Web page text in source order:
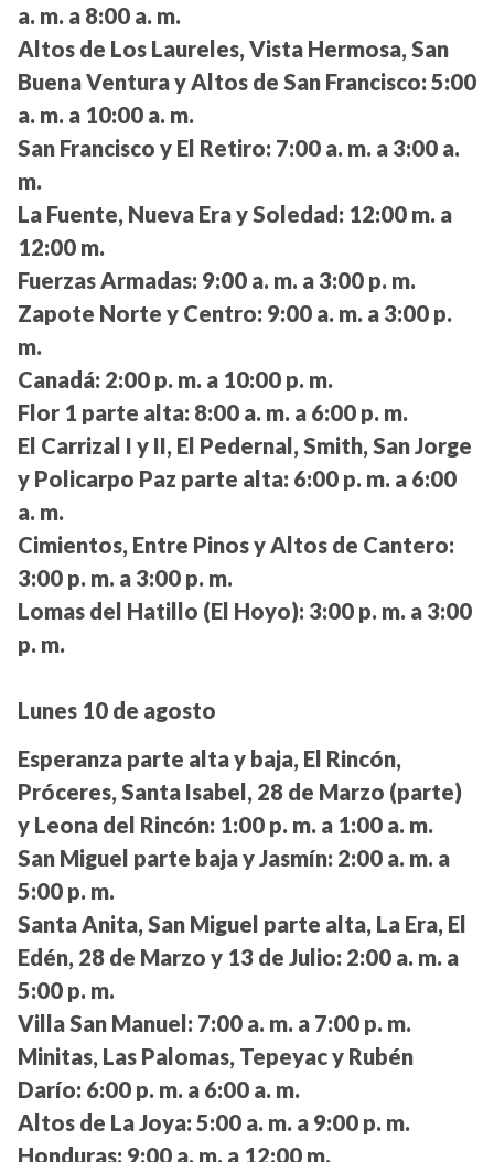
a. m. a 8:00 a. m.
Altos de Los Laureles, Vista Hermosa, San
Buena Ventura y Altos de San Francisco: 5:00
a. m. a 10:00 a. m.
San Francisco y El Retiro: 7:00 a. m. a 3:00 a.
m.
La Fuente, Nueva Era y Soledad: 12:00 m. a
12:00 m.
Fuerzas Armadas: 9:00 a. m. a 3:00 p. m.
Zapote Norte y Centro: 9:00 a. m. a 3:00 p.
m.
Canadá: 2:00 p. m. a 10:00 p. m.
Flor 1 parte alta: 8:00 a. m. a 6:00 p. m.
El Carrizal I y II, El Pedernal, Smith, San Jorge
y Policarpo Paz parte alta: 6:00 p. m. a 6:00
a. m.
Cimientos, Entre Pinos y Altos de Cantero:
3:00 p. m. a 3:00 p. m.
Lomas del Hatillo (El Hoyo): 3:00 p. m. a 3:00
p. m.
Lunes 10 de agosto
Esperanza parte alta y baja, El Rincón,
Próceres, Santa Isabel, 28 de Marzo (parte)
y Leona del Rincón: 1:00 p. m. a 1:00 a. m.
San Miguel parte baja y Jasmín: 2:00 a. m. a
5:00 p. m.
Santa Anita, San Miguel parte alta, La Era, El
Edén, 28 de Marzo y 13 de Julio: 2:00 a. m. a
5:00 p. m.
Villa San Manuel: 7:00 a. m. a 7:00 p. m.
Minitas, Las Palomas, Tepeyac y Rubén
Darío: 6:00 p. m. a 6:00 a. m.
Altos de La Joya: 5:00 a. m. a 9:00 p. m.
Honduras: 9:00 a. m. a 12:00 m.